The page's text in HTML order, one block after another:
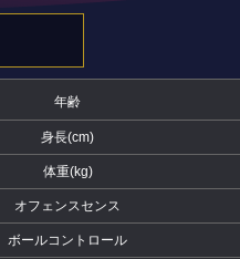
年齢
身長(cm)
体重(kg)
オフェンスセンス
ボールコントロール